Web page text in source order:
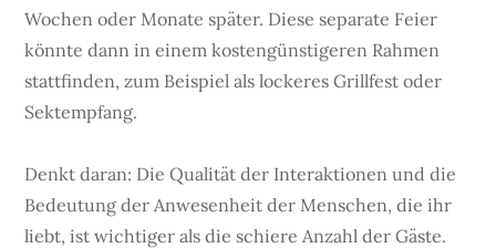
Wochen oder Monate später. Diese separate Feier
könnte dann in einem kostengünstigeren Rahmen
stattfinden, zum Beispiel als lockeres Grillfest oder
Sektempfang.
Denkt daran: Die Qualität der Interaktionen und die
Bedeutung der Anwesenheit der Menschen, die ihr
liebt, ist wichtiger als die schiere Anzahl der Gäste.